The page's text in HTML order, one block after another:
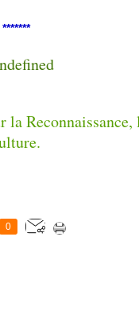
*******
0